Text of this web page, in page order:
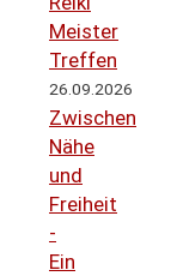
Meister
Treffen
26.09.2026
Zwischen
Nähe
und
Freiheit
-
Ein